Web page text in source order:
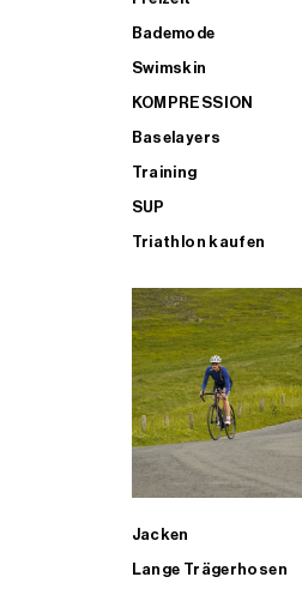
Bademode
Swimskin
KOMPRESSION
Baselayers
Training
SUP
Triathlon kaufen
Jacken
Lange Trägerhosen